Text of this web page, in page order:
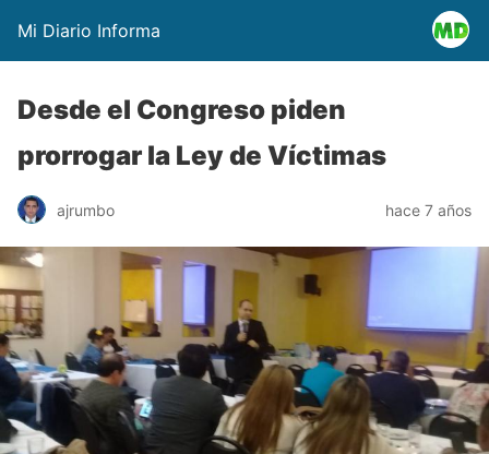
Mi Diario Informa
Desde el Congreso piden
prorrogar la Ley de Víctimas
ajrumbo hace 7 años